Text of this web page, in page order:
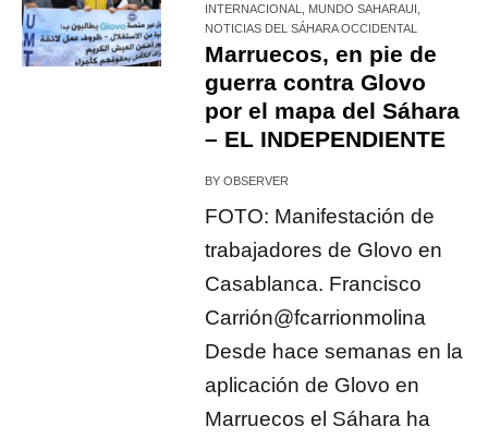
INTERNACIONAL
MUNDO SAHARAUI
NOTICIAS DEL SÁHARA OCCIDENTAL
Marruecos, en pie de
guerra contra Glovo
por el mapa del Sáhara
– EL INDEPENDIENTE
BYOBSERVER
FOTO: Manifestación de
trabajadores de Glovo en
Casablanca. Francisco
Carrión@fcarrionmolina
Desde hace semanas en la
aplicación de Glovo en
Marruecos el Sáhara ha